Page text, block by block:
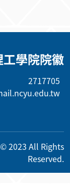
2717705
2023 All Rights
Reserved.